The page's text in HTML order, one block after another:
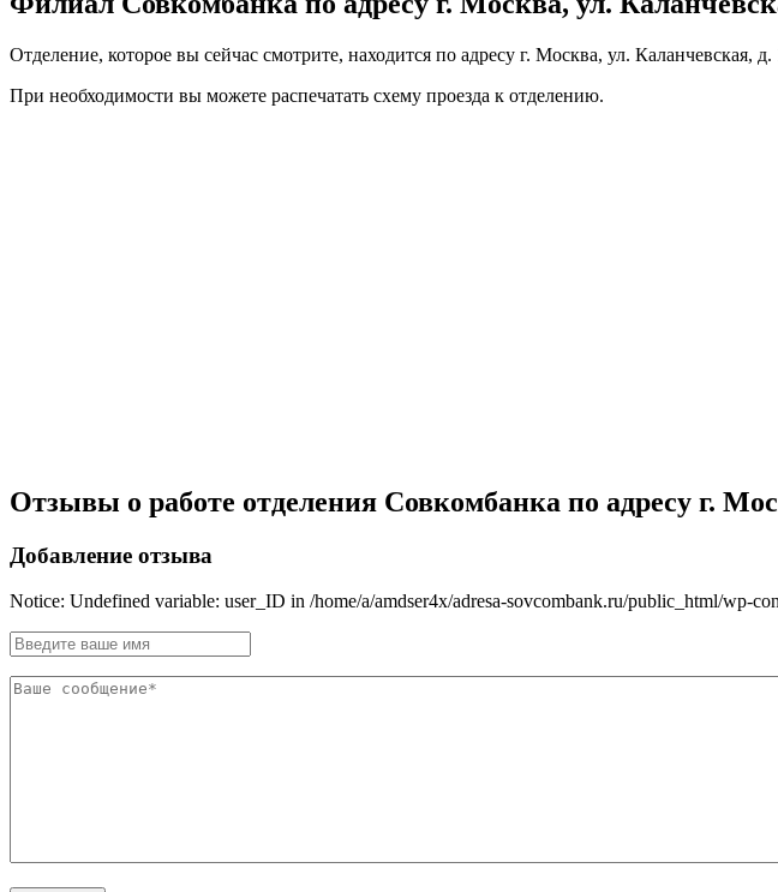
Отделение, которое вы сейчас смотрите, находится по адресу г. Москва, ул. Каланчевская, д.
При необходимости вы можете распечатать схему проезда к отделению.
Отзывы о работе отделения Совкомбанка по адресу г.
Добавление отзыва
Notice: Undefined variable: user_ID in /home/a/amdser4x/adresa-sovcombank.ru/public_html/wp-